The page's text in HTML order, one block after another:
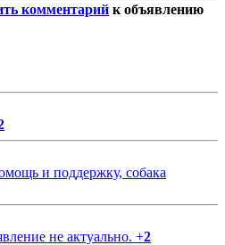
комментарий к объявлению
и поддержку, собака
не актуально. +2